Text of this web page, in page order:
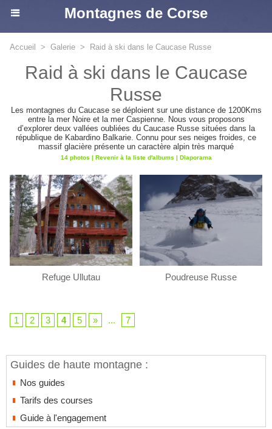
Montagnes de Corse
Guides de haute montagne :
Nos guides
Tarifs des courses
Guide à l'engagement
Accueil > Galerie > Raid à ski dans le Caucase Russe
Raid à ski dans le Caucase
Russe
Les montagnes du Caucase se déploient sur une distance de 1200Kms
entre la mer Noire et la mer Caspienne. Nous vous proposons
d’explorer deux vallées oubliées du Caucase Russe situées dans la
république de Kabardino Balkarie. Connu pour ses neiges froides, ce
massif glacière présente un caractère alpin très marqué
14 photos | Revenir à la liste d'albums | Diaporama
Refuge Ullutau Poudreuse Russe
1 2 3 4 5 » ... 7